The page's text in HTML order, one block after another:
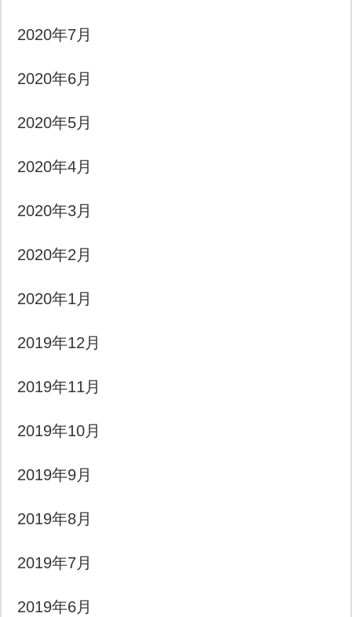
2020年7月
2020年6月
2020年5月
2020年4月
2020年3月
2020年2月
2020年1月
2019年12月
2019年11月
2019年10月
2019年9月
2019年8月
2019年7月
2019年6月